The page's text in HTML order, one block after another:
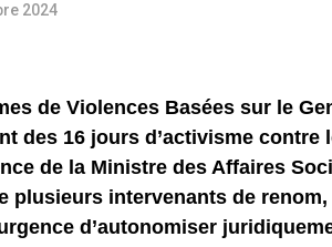
2024
de Violences Basées sur le
des 16 jours d’activisme contre
de la Ministre des Affaires
plusieurs intervenants de
d’autonomiser